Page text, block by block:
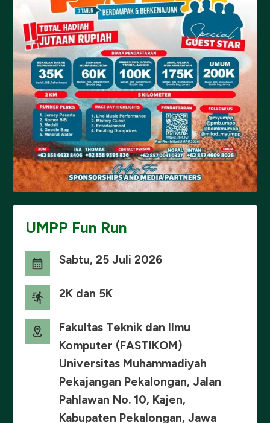
UMPP Fun Run
Sabtu, 25 Juli 2026
2K dan 5K
Fakultas Teknik dan Ilmu
Komputer (FASTIKOM)
Universitas Muhammadiyah
Pekajangan Pekalongan, Jalan
Pahlawan No. 10, Kajen,
Kabupaten Pekalongan, Jawa